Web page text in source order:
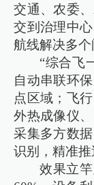
交通、农委
交到治理中
航线解决多个
“综合飞
自动串联环
点区域；飞
外热成像仪
采集多方数
识别，精准推
效果立